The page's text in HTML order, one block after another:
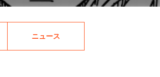
ニュース